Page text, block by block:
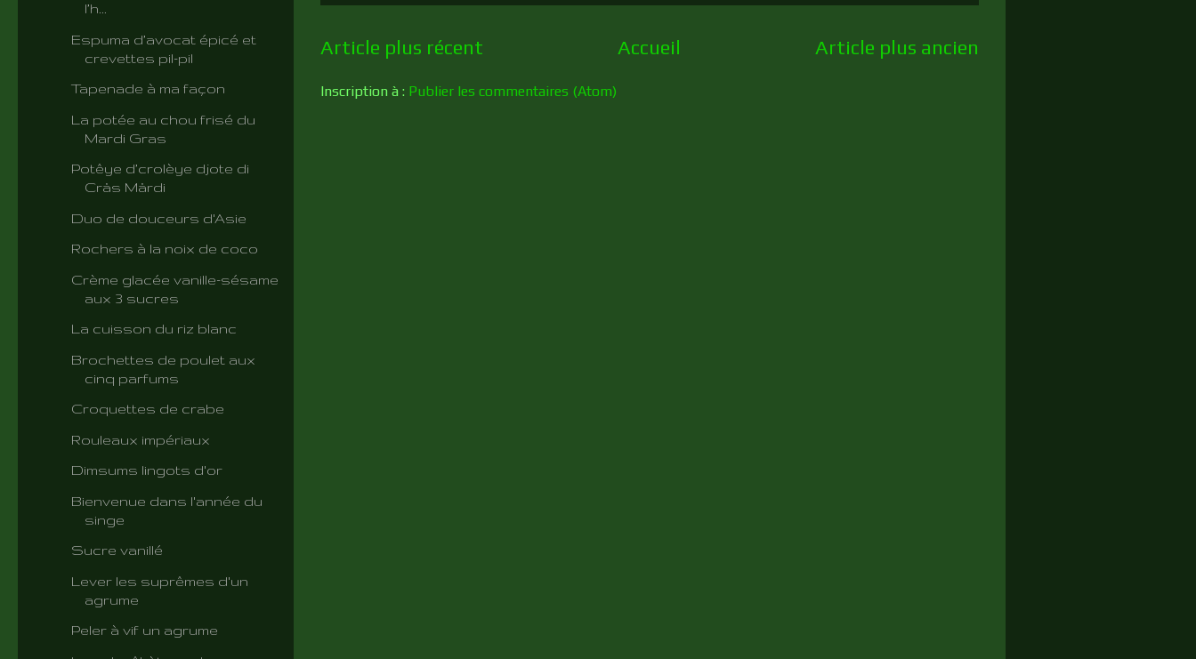
Article plus récent Article plus ancien
Accueil
Inscription à : Publier les commentaires (Atom)
l’h...
Espuma d’avocat épicé et
crevettes pil-pil
Tapenade à ma façon
La potée au chou frisé du
Mardi Gras
Potêye d’crolèye djote di
Crås Mårdi
Duo de douceurs d'Asie
Rochers à la noix de coco
Crème glacée vanille-sésame
aux 3 sucres
La cuisson du riz blanc
Brochettes de poulet aux
cinq parfums
Croquettes de crabe
Rouleaux impériaux
Dimsums lingots d'or
Bienvenue dans l'année du
singe
Sucre vanillé
Lever les suprêmes d'un
agrume
Peler à vif un agrume